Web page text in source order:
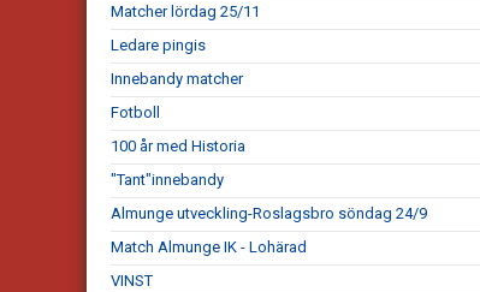
Matcher lördag 25/11
Ledare pingis
Innebandy matcher
Fotboll
100 år med Historia
"Tant"innebandy
Almunge utveckling-Roslagsbro söndag 24/9
Match Almunge IK - Lohärad
VINST